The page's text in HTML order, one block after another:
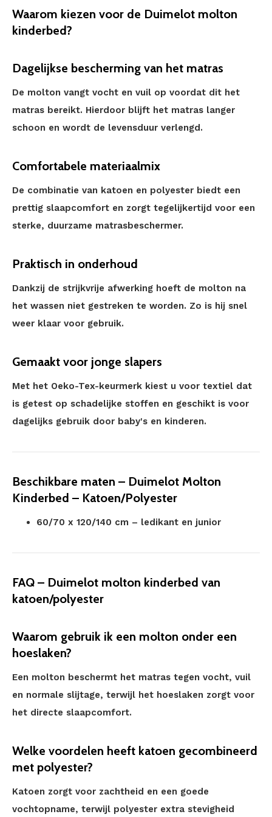
Waarom kiezen voor de Duimelot molton
kinderbed?
Dagelijkse bescherming van het matras
De molton vangt vocht en vuil op voordat dit het
matras bereikt. Hierdoor blijft het matras langer
schoon en wordt de levensduur verlengd.
Comfortabele materiaalmix
De combinatie van katoen en polyester biedt een
prettig slaapcomfort en zorgt tegelijkertijd voor een
sterke, duurzame matrasbeschermer.
Praktisch in onderhoud
Dankzij de strijkvrije afwerking hoeft de molton na
het wassen niet gestreken te worden. Zo is hij snel
weer klaar voor gebruik.
Gemaakt voor jonge slapers
Met het Oeko-Tex-keurmerk kiest u voor textiel dat
is getest op schadelijke stoffen en geschikt is voor
dagelijks gebruik door baby's en kinderen.
Beschikbare maten – Duimelot Molton
Kinderbed – Katoen/Polyester
60/70 x 120/140 cm – ledikant en junior
FAQ – Duimelot molton kinderbed van
katoen/polyester
Waarom gebruik ik een molton onder een
hoeslaken?
Een molton beschermt het matras tegen vocht, vuil
en normale slijtage, terwijl het hoeslaken zorgt voor
het directe slaapcomfort.
Welke voordelen heeft katoen gecombineerd
met polyester?
Katoen zorgt voor zachtheid en een goede
vochtopname, terwijl polyester extra stevigheid